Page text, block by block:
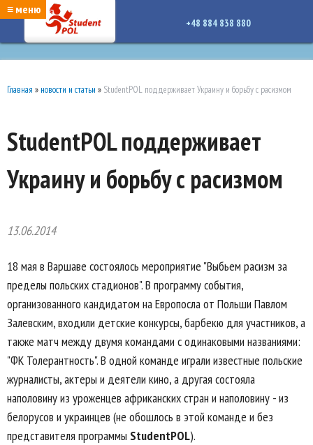
google-site-verification: google7a917c261df1566b.htmlgoogle-site-verification:
google7a917c261df1566b.html
≡ меню
+48 884 838 880
Главная » новости и статьи » StudentPOL поддерживает Украину и борьбу с расизмом
StudentPOL поддерживает
Украину и борьбу с расизмом
13.06.2014
18 мая в Варшаве состоялось мероприятие "Выбьем расизм за
пределы польских стадионов". В программу события,
организованного кандидатом на Европосла от Польши Павлом
Залевским, входили детские конкурсы, барбекю для участников, а
также матч между двумя командами с одинаковыми названиями:
"ФК Толерантность". В одной команде играли известные польские
журналисты, актеры и деятели кино, а другая состояла
наполовину из уроженцев африканских стран и наполовину - из
белорусов и украинцев (не обошлось в этой команде и без
представителя программы StudentPOL).